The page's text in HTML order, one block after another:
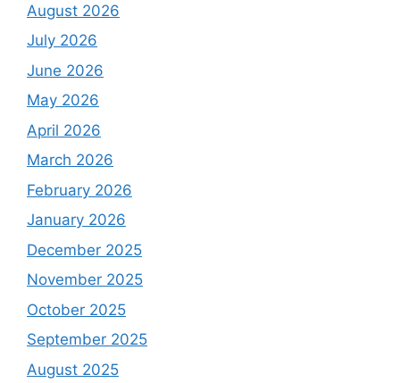
August 2026
July 2026
June 2026
May 2026
April 2026
March 2026
February 2026
January 2026
December 2025
November 2025
October 2025
September 2025
August 2025